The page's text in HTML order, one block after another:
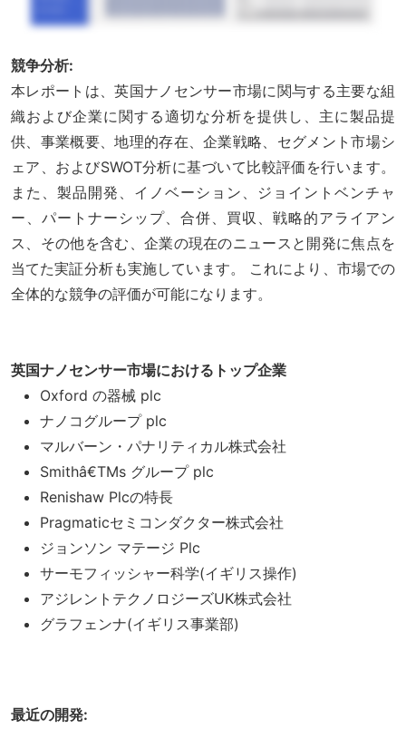
競争分析:
本レポートは、英国ナノセンサー市場に関与する主要な組
織および企業に関する適切な分析を提供し、主に製品提
供、事業概要、地理的存在、企業戦略、セグメント市場シ
ェア、およびSWOT分析に基づいて比較評価を行います。
また、製品開発、イノベーション、ジョイントベンチャ
ー、パートナーシップ、合併、買収、戦略的アライアン
ス、その他を含む、企業の現在のニュースと開発に焦点を
当てた実証分析も実施しています。 これにより、市場での
全体的な競争の評価が可能になります。
英国ナノセンサー市場におけるトップ企業
Oxford の器械 plc
ナノコグループ plc
マルバーン・パナリティカル株式会社
Smithâ€TMs グループ plc
Renishaw Plcの特長
Pragmaticセミコンダクター株式会社
ジョンソン マテージ Plc
サーモフィッシャー科学(イギリス操作)
アジレントテクノロジーズUK株式会社
グラフェンナ(イギリス事業部)
最近の開発: